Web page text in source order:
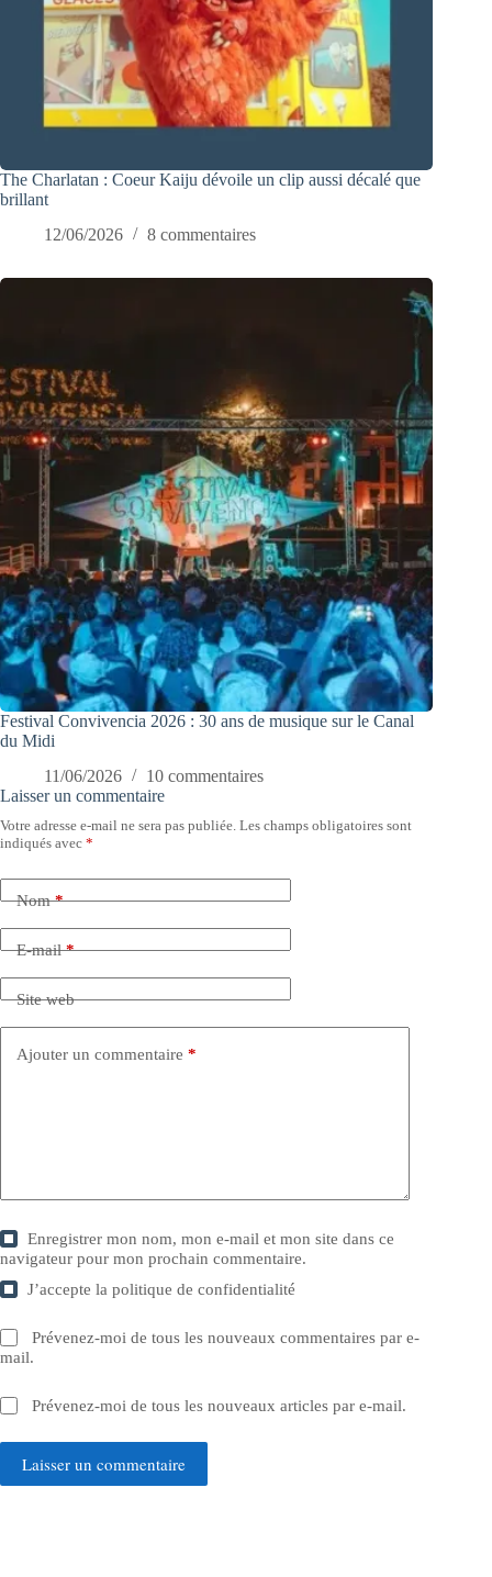
The Charlatan : Coeur Kaiju dévoile un clip aussi décalé que
brillant
12/06/2026
8 commentaires
Festival Convivencia 2026 : 30 ans de musique sur le Canal
du Midi
11/06/2026
10 commentaires
Laisser un commentaire
Votre adresse e-mail ne sera pas publiée. Les champs obligatoires sont
indiqués avec *
Nom*
E-mail*
Site web
Ajouter un commentaire *
Enregistrer mon nom, mon e-mail et mon site dans ce
navigateur pour mon prochain commentaire.
J’accepte lapolitique de confidentialité
Prévenez-moi de tous les nouveaux commentaires par e-
mail.
Prévenez-moi de tous les nouveaux articles par e-mail.
Laisser un commentaire